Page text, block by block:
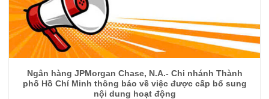
Ngân hàng JPMorgan Chase, N.A.- Chi nhánh Thành
phố Hồ Chí Minh thông báo về việc được cấp bổ sung
nội dung hoạt động